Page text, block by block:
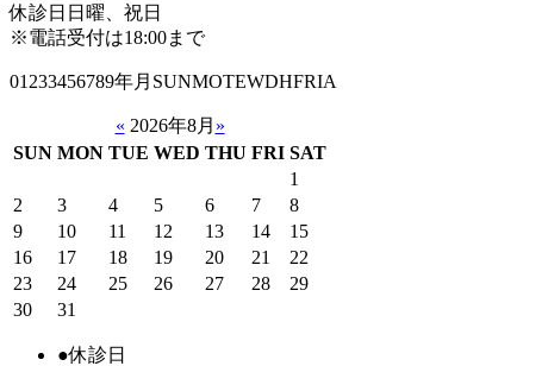
休診日 日曜、祝日
※電話受付は18:00まで
01233456789年月SUNMOTEWDHFRIA
« 2026年8月 »
SUN MON TUE WED THU FRI SAT
1
2
3 4 5 6 7
8
9
10 11 12 13 14
15
16
17 18 19 20 21
22
23
24 25 26 27 28
29
30
31
●休診日